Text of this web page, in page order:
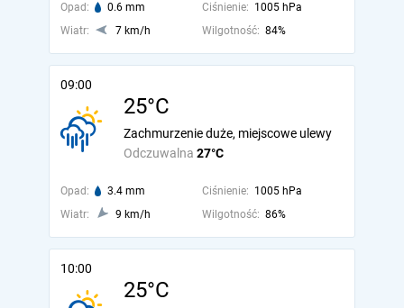
Opad: 0.6 mm Ciśnienie: 1005 hPa
Wiatr:
7 km/h Wilgotność: 84%
09:00
25°C
Odczuwalna 27°C
Zachmurzenie duże, miejscowe ulewy
Opad: 3.4 mm Ciśnienie: 1005 hPa
Wiatr:
9 km/h Wilgotność: 86%
10:00
25°C